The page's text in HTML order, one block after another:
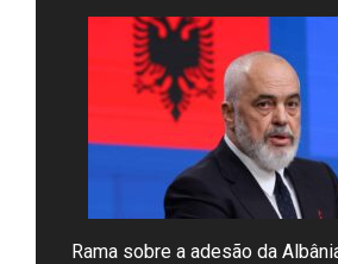
Rama sobre a adesão da